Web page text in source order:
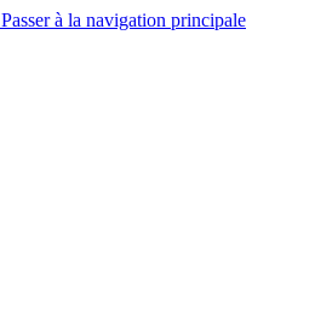
Passer à la navigation principale